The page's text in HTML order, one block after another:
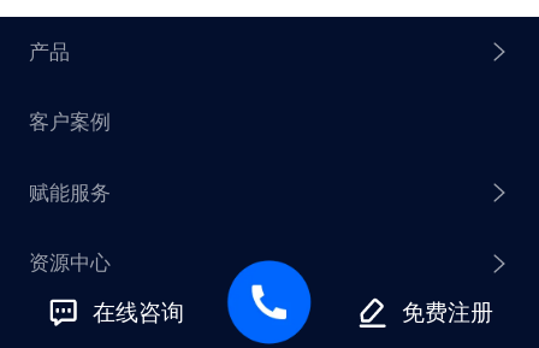
产品
探迹 AI Agent
探迹 AI 拓客
客户案例
赋能服务
资源中心
新闻动态
在线咨询 免费注册